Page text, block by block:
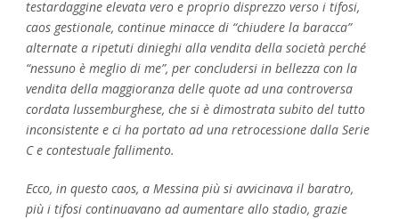
testardaggine elevata vero e proprio disprezzo verso i tifosi,
caos gestionale, continue minacce di “chiudere la baracca”
alternate a ripetuti dinieghi alla vendita della società perché
“nessuno è meglio di me”, per concludersi in bellezza con la
vendita della maggioranza delle quote ad una controversa
cordata lussemburghese, che si è dimostrata subito del tutto
inconsistente e ci ha portato ad una retrocessione dalla Serie
C e contestuale fallimento.
Ecco, in questo caos, a Messina più si avvicinava il baratro,
più i tifosi continuavano ad aumentare allo stadio, grazie